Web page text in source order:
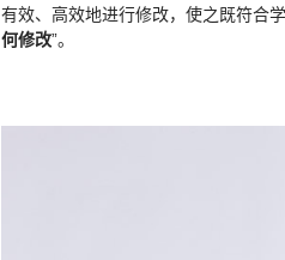
有效、高效地进行修改，使之既符合
何修改”。